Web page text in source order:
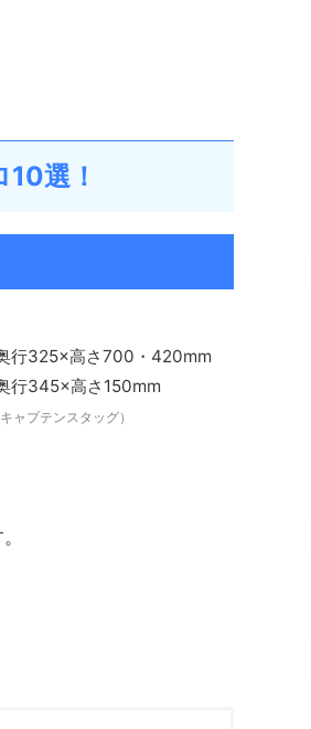
選！
行325×高さ700・420mm
行345×高さ150mm
キャプテンスタッグ）